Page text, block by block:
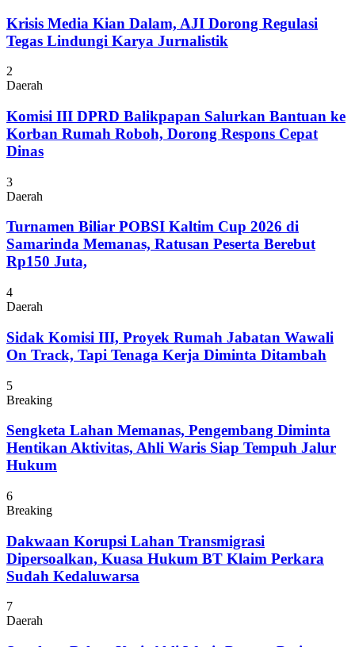
Krisis Media Kian Dalam, AJI Dorong Regulasi
Tegas Lindungi Karya Jurnalistik
2
Daerah
Komisi III DPRD Balikpapan Salurkan Bantuan ke
Korban Rumah Roboh, Dorong Respons Cepat
Dinas
3
Daerah
Turnamen Biliar POBSI Kaltim Cup 2026 di
Samarinda Memanas, Ratusan Peserta Berebut
Rp150 Juta,
4
Daerah
Sidak Komisi III, Proyek Rumah Jabatan Wawali
On Track, Tapi Tenaga Kerja Diminta Ditambah
5
Breaking
Sengketa Lahan Memanas, Pengembang Diminta
Hentikan Aktivitas, Ahli Waris Siap Tempuh Jalur
Hukum
6
Breaking
Dakwaan Korupsi Lahan Transmigrasi
Dipersoalkan, Kuasa Hukum BT Klaim Perkara
Sudah Kedaluwarsa
7
Daerah